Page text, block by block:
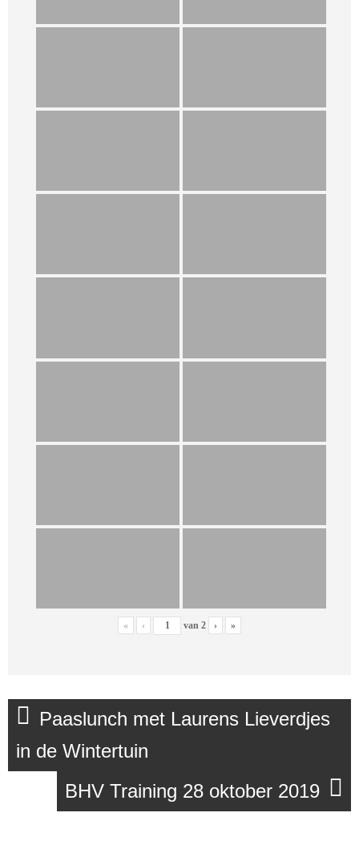
« ‹ van 2 › »
Paaslunch met Laurens Lieverdjes
in de Wintertuin
BHV Training 28 oktober 2019